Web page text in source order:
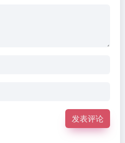
发表评论